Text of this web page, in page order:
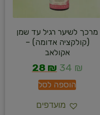
מרכך לשיער רגיל עד שמן
(קולקציה אדומה) –
אקולאב
34 ₪
28 ₪
הוספה לסל
מועדפים